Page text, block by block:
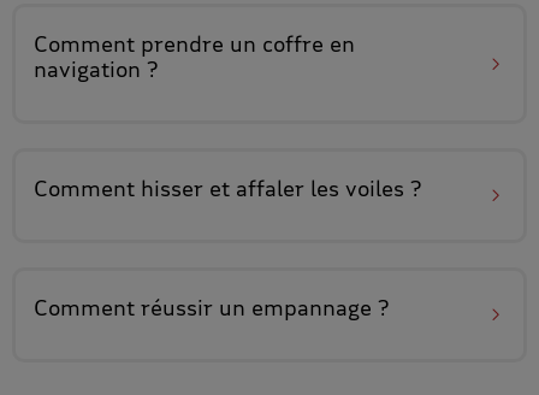
Comment prendre un coffre en
navigation ?
Comment hisser et affaler les voiles ?
Comment réussir un empannage ?